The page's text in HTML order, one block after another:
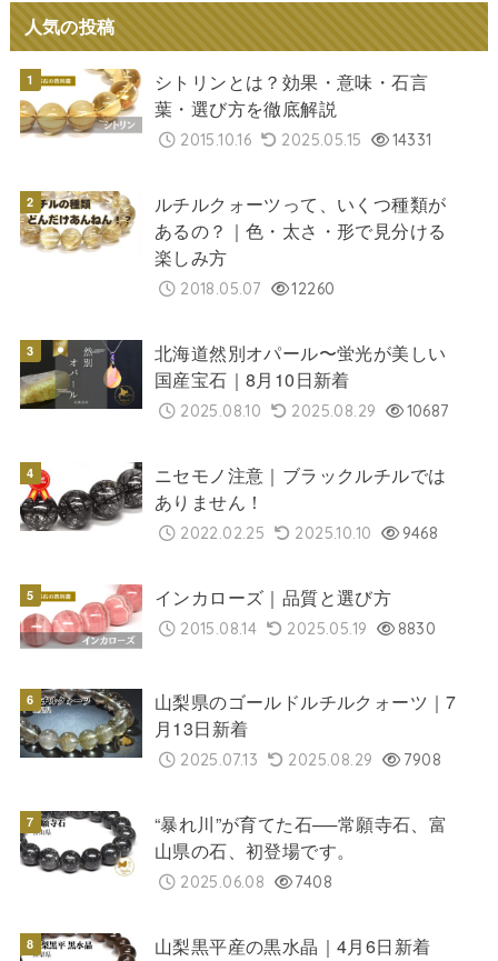
人気の投稿
シトリンとは？効果・意味・石言
葉・選び方を徹底解説
2015.10.16 2025.05.15 14331
ルチルクォーツって、いくつ種類が
あるの？｜色・太さ・形で見分ける
楽しみ方
2018.05.07 12260
北海道然別オパール〜蛍光が美しい
国産宝石｜8月10日新着
2025.08.10 2025.08.29 10687
ニセモノ注意｜ブラックルチルでは
ありません！
2022.02.25 2025.10.10 9468
インカローズ｜品質と選び方
2015.08.14 2025.05.19 8830
山梨県のゴールドルチルクォーツ｜7
月13日新着
2025.07.13 2025.08.29 7908
“暴れ川”が育てた石──常願寺石、富
山県の石、初登場です。
2025.06.08 7408
山梨黒平産の黒水晶｜4月6日新着